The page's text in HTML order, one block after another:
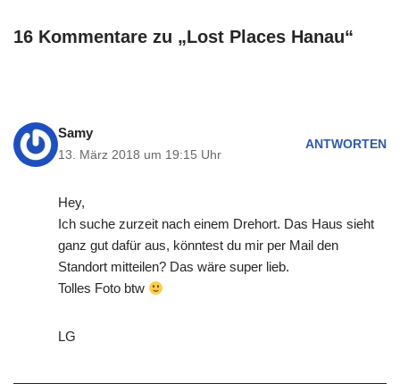
16 Kommentare zu „Lost Places Hanau“
Samy
13. März 2018 um 19:15 Uhr
ANTWORTEN
Hey,
Ich suche zurzeit nach einem Drehort. Das Haus sieht
ganz gut dafür aus, könntest du mir per Mail den
Standort mitteilen? Das wäre super lieb.
Tolles Foto btw
LG